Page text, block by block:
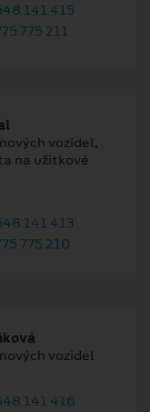
141 415
775 211
vozidel,
na užitkové
141 413
775 210
vozidel
141 416